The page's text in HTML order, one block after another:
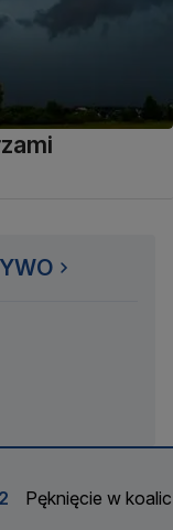
Pęknięcie w